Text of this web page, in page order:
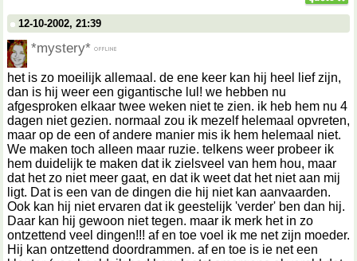
12-10-2002, 21:39
*mystery*
het is zo moeilijk allemaal. de ene keer kan hij heel lief zijn,
dan is hij weer een gigantische lul! we hebben nu
afgesproken elkaar twee weken niet te zien. ik heb hem nu 4
dagen niet gezien. normaal zou ik mezelf helemaal opvreten,
maar op de een of andere manier mis ik hem helemaal niet.
We maken toch alleen maar ruzie. telkens weer probeer ik
hem duidelijk te maken dat ik zielsveel van hem hou, maar
dat het zo niet meer gaat, en dat ik weet dat het niet aan mij
ligt. Dat is een van de dingen die hij niet kan aanvaarden.
Ook kan hij niet ervaren dat ik geestelijk 'verder' ben dan hij.
Daar kan hij gewoon niet tegen. maar ik merk het in zo
ontzettend veel dingen!!! af en toe voel ik me net zijn moeder.
Hij kan ontzettend doordrammen. af en toe is ie net een